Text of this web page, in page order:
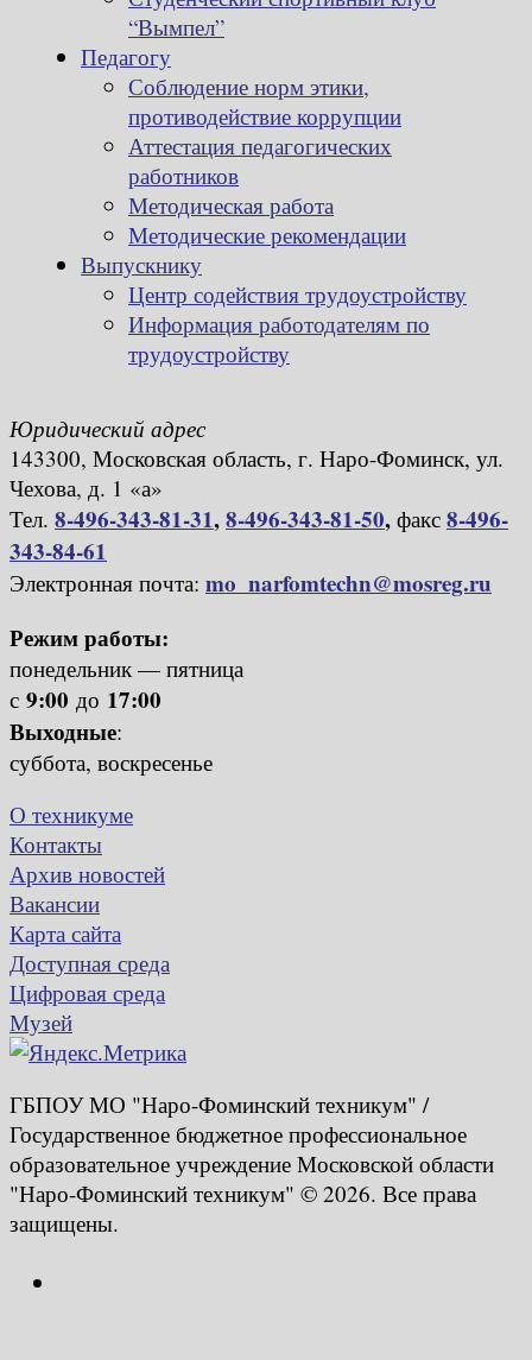
“Вымпел”
Педагогу
Соблюдение норм этики,
противодействие коррупции
Аттестация педагогических
работников
Методическая работа
Методические рекомендации
Выпускнику
Центр содействия трудоустройству
Информация работодателям по
трудоустройству
Юридический адрес
143300, Московская область, г. Наро-Фоминск, ул.
Чехова, д. 1 «а»
Тел. 8-496-343-81-31,8-496-343-81-50, факс 8-496-
343-84-61
Электронная почта: mo_narfomtechn@mosreg.ru
Режим работы:
понедельник — пятница
с 9:00 до 17:00
Выходные:
суббота, воскресенье
О техникуме
Контакты
Архив новостей
Вакансии
Карта сайта
Доступная среда
Цифровая среда
Музей
ГБПОУ МО "Наро-Фоминский техникум" /
Государственное бюджетное профессиональное
образовательное учреждение Московской области
"Наро-Фоминский техникум" © 2026. Все права
защищены.